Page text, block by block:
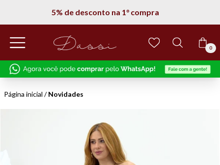
5% de desconto na 1° compra
0
Página inicial /Novidades